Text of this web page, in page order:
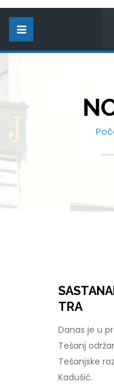
TRA
Danas je u
Tešanj
Tešanjske
Kadušić.